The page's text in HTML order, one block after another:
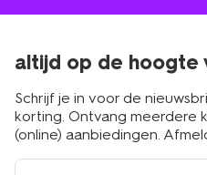
altijd op de hoogte
Schrijf je in voor de
korting. Ontvang meerdere
(online) aanbiedingen.
e-